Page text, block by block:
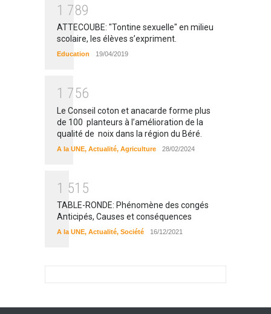
1 789
ATTECOUBE: "Tontine sexuelle" en milieu
scolaire, les élèves s’expriment.
Education 19/04/2019
1 756
Le Conseil coton et anacarde forme plus
de 100 planteurs à l’amélioration de la
qualité de noix dans la région du Béré.
A la UNE, Actualité, Agriculture 28/02/2024
1 51 5
TABLE-RONDE: Phénomène des congés
Anticipés, Causes et conséquences
A la UNE, Actualité, Société 16/12/2021